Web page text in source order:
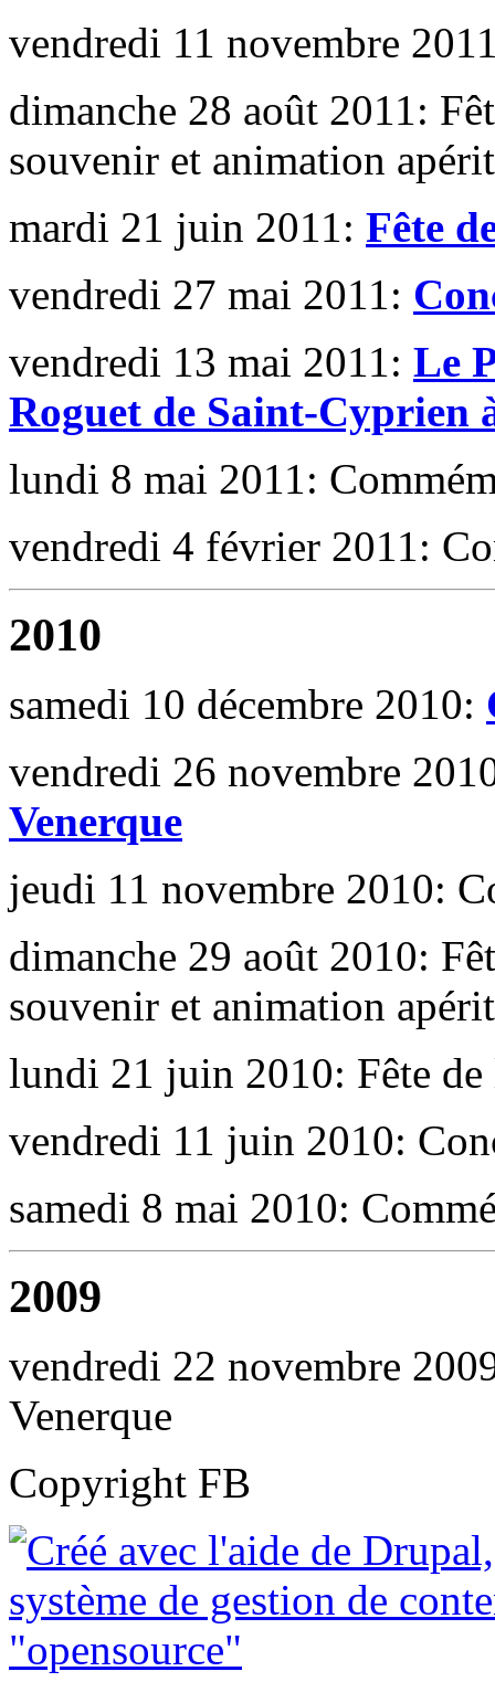
vendredi 11 novembre
dimanche 28 août 2011:
souvenir et animation
mardi 21 juin 2011: Fête
vendredi 27 mai 2011:
vendredi 13 mai 2011: Le
Roguet de Saint-Cyprien
lundi 8 mai 2011:
vendredi 4 février 2011:
2010
samedi 10 décembre 2010:
vendredi 26 novembre
Venerque
jeudi 11 novembre 2010:
dimanche 29 août 2010:
souvenir et animation
lundi 21 juin 2010: Fête de
vendredi 11 juin 2010:
samedi 8 mai 2010:
2009
vendredi 22 novembre
Venerque
Copyright FB